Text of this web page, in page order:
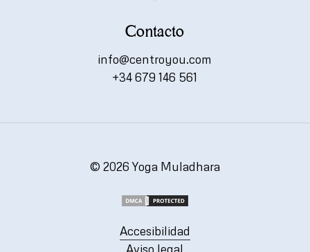
Contacto
info@centroyou.com
+34 679 146 561
© 2026 Yoga Muladhara
Accesibilidad